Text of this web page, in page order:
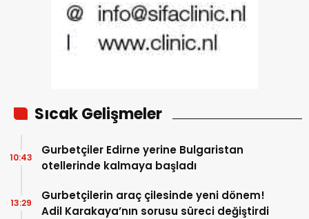
Sıcak Gelişmeler
Gurbetçiler Edirne yerine Bulgaristan
otellerinde kalmaya başladı
10:43
Gurbetçilerin araç çilesinde yeni dönem!
Adil Karakaya’nın sorusu süreci değiştirdi
13:29